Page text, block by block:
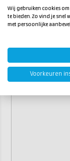
Wij gebruiken cookies
te bieden. Zo vind je snel
met persoonlijke
Voorkeuren